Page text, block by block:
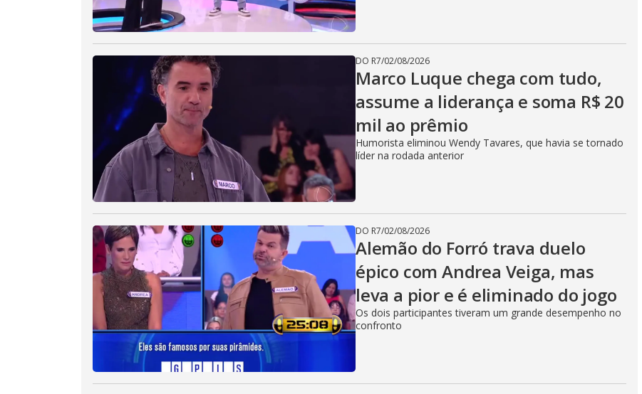
DO R7/02/08/2026
Marco Luque chega com tudo,
assume a liderança e soma R$ 20
mil ao prêmio
Humorista eliminou Wendy Tavares, que havia se tornado
líder na rodada anterior
DO R7/02/08/2026
Alemão do Forró trava duelo
épico com Andrea Veiga, mas
leva a pior e é eliminado do jogo
Os dois participantes tiveram um grande desempenho no
confronto